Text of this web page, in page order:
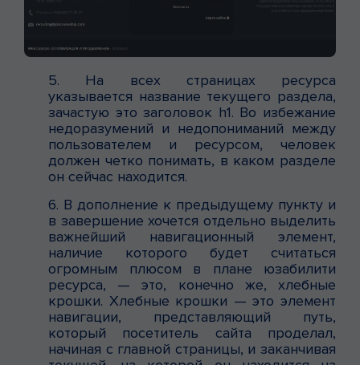
5. На всех страницах ресурса
указывается название текущего раздела,
зачастую это заголовок h1. Во избежание
недоразумений и недопониманий между
пользователем и ресурсом, человек
должен четко понимать, в каком разделе
он сейчас находится.
6. В дополнение к предыдущему пункту и
в завершение хочется отдельно выделить
важнейший навигационный элемент,
наличие которого будет считаться
огромным плюсом в плане юзабилити
ресурса, — это, конечно же, хлебные
крошки. Хлебные крошки — это элемент
навигации, представляющий путь,
который посетитель сайта проделал,
начиная с главной страницы, и заканчивая